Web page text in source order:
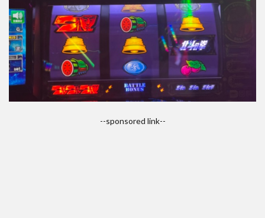
--sponsored link--